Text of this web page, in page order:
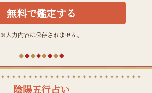
無料で鑑定する
※入力内容は保存されません。
陰陽五行占い